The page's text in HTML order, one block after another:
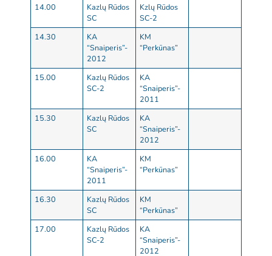
14.00
Kazlų Rūdos
SC
Kzlų Rūdos
SC-2
14.30
KA
“Snaiperis”-
2012
KM
“Perkūnas”
15.00
Kazlų Rūdos
SC-2
KA
“Snaiperis”-
2011
15.30
Kazlų Rūdos
SC
KA
“Snaiperis”-
2012
16.00
KA
“Snaiperis”-
2011
KM
“Perkūnas”
16.30
Kazlų Rūdos
SC
KM
“Perkūnas”
17.00
Kazlų Rūdos
SC-2
KA
“Snaiperis”-
2012